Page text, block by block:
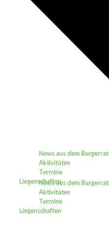
News aus dem Burgerrat
Aktivitäten
Termine
Liegenschaften
News aus dem Burgerrat
Aktivitäten
Termine
Liegenschaften